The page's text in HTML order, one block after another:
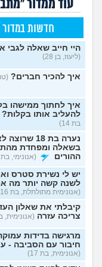
עוד ממדור
חדשות במדור
היי חייב שאלה לגבי
(ליעוז, בן 28)
איך להכיר חברים?
איך לחתוך ממישהו
להעליב אותו בקלות?
בת 14)
נערה בת 18
בשאלה ומפחדת
ההורים
(אנונימי, בת 18)
יש לי נשירת סטרס
לשנה קשה יותר מה
(אנונימית מתולתלת, בת 16)
קיבלתי את שאלון
צריכה עזרה (אנונימית, בת
מרגישה בדידות
חיבור עם הסביבה -
(אנונימית, בת 17)